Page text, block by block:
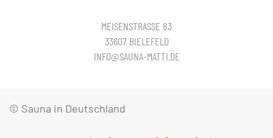
MEISENSTRASSE 83
33607 BIELEFELD
INFO@SAUNA-MATTI.DE
© Sauna in Deutschland